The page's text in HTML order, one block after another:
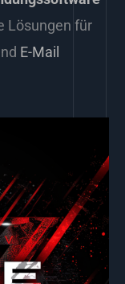
Lösungen für
E-Mail